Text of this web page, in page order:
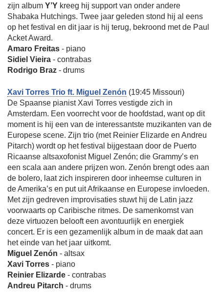
zijn album Y’Y kreeg hij support van onder andere
Shabaka Hutchings. Twee jaar geleden stond hij al eens
op het festival en dit jaar is hij terug, bekroond met de Paul
Acket Award.
Amaro Freitas - piano
Sidiel Vieira - contrabas
Rodrigo Braz - drums
Xavi Torres Trio ft. Miguel Zenón (19:45 Missouri)
De Spaanse pianist Xavi Torres vestigde zich in
Amsterdam. Een voorrecht voor de hoofdstad, want op dit
moment is hij een van de interessantste muzikanten van de
Europese scene. Zijn trio (met Reinier Elizarde en Andreu
Pitarch) wordt op het festival bijgestaan door de Puerto
Ricaanse altsaxofonist Miguel Zenón; die Grammy’s en
een scala aan andere prijzen won. Zenón brengt odes aan
de bolero, laat zich inspireren door inheemse culturen in
de Amerika’s en put uit Afrikaanse en Europese invloeden.
Met zijn gedreven improvisaties stuwt hij de Latin jazz
voorwaarts op Caribische ritmes. De samenkomst van
deze virtuozen belooft een avontuurlijk en energiek
concert. Er is een gezamenlijk album in de maak dat aan
het einde van het jaar uitkomt.
Miguel Zenón - altsax
Xavi Torres - piano
Reinier Elizarde - contrabas
Andreu Pitarch - drums